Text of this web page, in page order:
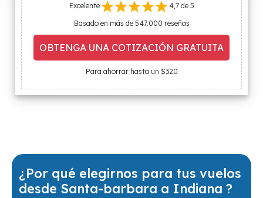
Excelente
4,7 de 5
Basado en más de 547.000 reseñas
OBTENGA UNA COTIZACIÓN GRATUITA
Para ahorrar hasta un $320
¿Por qué elegirnos para tus vuelos
desde Santa-barbara a Indiana ?